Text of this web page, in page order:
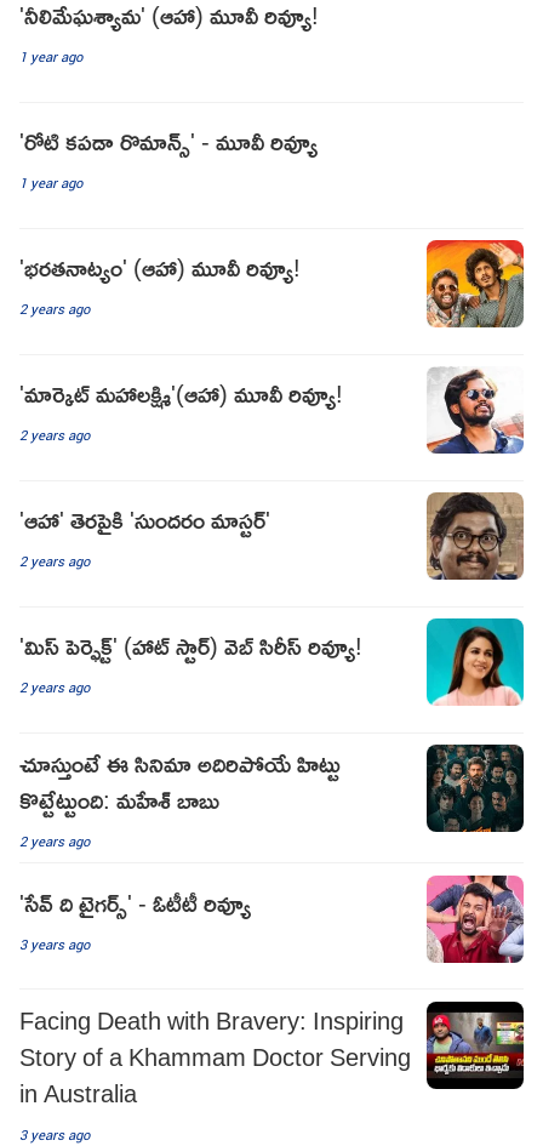
'నీలిమేఘశ్యామ' (ఆహా) మూవీ రివ్యూ!
1 year ago
'రోటి కపడా రొమాన్స్' - మూవీ రివ్యూ
1 year ago
'భరతనాట్యం' (ఆహా) మూవీ రివ్యూ!
2 years ago
'మార్కెట్ మహాలక్ష్మి'(ఆహా) మూవీ రివ్యూ!
2 years ago
'ఆహా' తెరపైకి 'సుందరం మాస్టర్'
2 years ago
'మిస్ పెర్ఫెక్ట్' (హాట్ స్టార్) వెబ్ సిరీస్ రివ్యూ!
2 years ago
చూస్తుంటే ఈ సినిమా అదిరిపోయే హిట్టు
కొట్టేట్టుంది: మహేశ్ బాబు
2 years ago
'సేవ్ ది టైగర్స్' - ఓటీటీ రివ్యూ
3 years ago
Facing Death with Bravery: Inspiring
Story of a Khammam Doctor Serving
in Australia
3 years ago